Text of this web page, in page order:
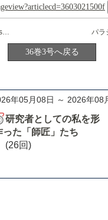
単結晶における電極反応のオンラインMass測定
36巻3号へ戻る
年05月08日 ～ 2026年08
研究者としての私を形
った「師匠」たち
(26回)